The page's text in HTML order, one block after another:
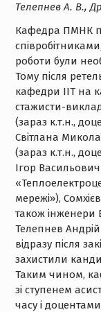
Телепнев А. В.,
Кафедра ПМНК
роботи були
Тому після
кафедри ІІТ на
стажисти-
(зараз к.т.н.,
Світлана
(зараз к.т.н.,
Ігор Васильович
мережі»),
також інженери
Телепнев
відразу після
захистили
Таким чином,
зі ступенем
часу і